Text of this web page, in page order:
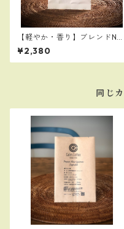
【軽やか・香り】ブレンドNo.
2 Mild 300g（珊瑚の山ブレ
ンド）
¥2,380
同じ